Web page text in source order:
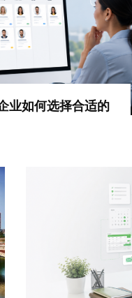
业如何选择合适的